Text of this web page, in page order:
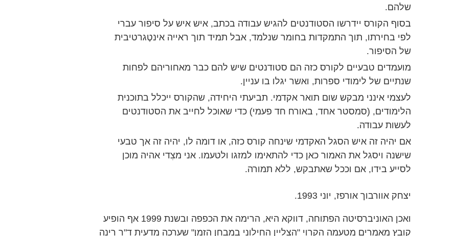
שלהם.
בסוף הקורס יידרשו הסטודנטים להגיש עבודה בכתב, איש איש על סיפור עברי
לפי בחירתו, תוך התמקדות בחומר שנלמד, אבל תמיד תוך ראייה אינטֶגרטיבית
של הסיפור.
מועמדים טבעיים לקורס כזה הם סטודנטים שיש להם כבר מאחוריהם לפחות
שנתיים של לימודי ספרות, ואשר יגלו בו עניין.
לעצמי אינני מבקש שום תואר אקדמי. תביעתי היחידה, שהקורס ייכלל בתוכנית
הלימודים, (סמסטר אחד, באורח חד פעמי) כדי שאוכל לחייב את הסטודנטים
לעשות עבודה.
אם יהיה זה איש הסגל האקדמי שינחה קורס כזה, או דומה לו, יהיה זה אך טבעי
שישנה ויסגל את האמור כאן כדי להתאימו למזגו ולטעמו. אני מצִדי אהיה מוכן
לסייע בידו, אם וככל שאתבקש, ללא תמורה.
יצחק אוורבוך אורפז, יוני 1993.
ואכן האוניברסיטה הפתוחה, דווקא היא, הרימה את הכפפה ובשנת 1999 אף הופיע
קובץ מאמרים מטעמה הקרוי "הצליין החילוני במבחן הזמן" שערכה מדעית ד"ר רינה